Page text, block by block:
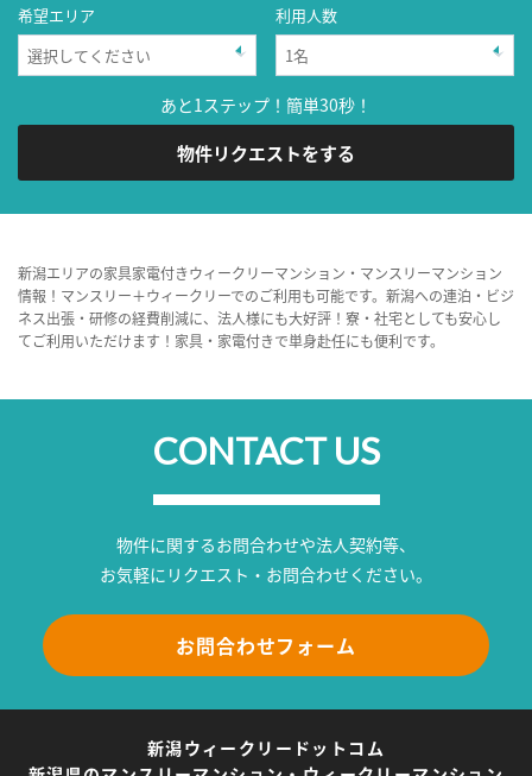
希望エリア
利用人数
あと1ステップ！簡単30秒！
物件リクエストをする
新潟エリアの家具家電付きウィークリーマンション・マンスリーマンション
情報！マンスリー＋ウィークリーでのご利用も可能です。新潟への連泊・ビジ
ネス出張・研修の経費削減に、法人様にも大好評！寮・社宅としても安心し
てご利用いただけます！家具・家電付きで単身赴任にも便利です。
CONTACT US
物件に関するお問合わせや法人契約等、
お気軽にリクエスト・お問合わせください。
お問合わせフォーム
新潟ウィークリードットコム